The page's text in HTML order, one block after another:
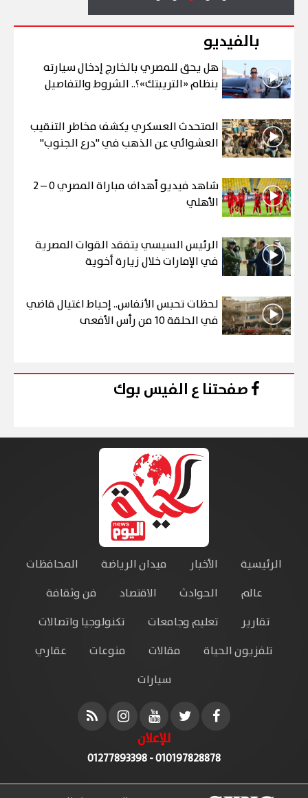
بالفيديو
هل يحق للمصري بالخارج إدخال سيارته
بنظام «التريبتك»؟.. الشروط والتفاصيل
المتحدث العسكري يكشف مخاطر التنقيب
العشوائي عن الذهب في "درع الجنوب"
شاهد فيديو أهداف مباراة المصري 0 – 2
الأهلي
الرئيس السيسي يتفقد القوات المصرية
في الإمارات خلال زيارة أخوية
لحظات تحبس الأنفاس.. إحباط اغتيال قاضي
في الحلقة 10 من رأس الأفعى
صفحتنا ع الفيس بوك
الرئيسية الأخبار ميدان الرياضة
المحافظات
عالم
الحوادث الاقتصاد
فن وثقافة
تقارير
تعليم وجامعات
تكنولوجيا واتصالات
تلفزيون الحياة
مقالات منوعات
عقاري
سيارات
للإعلان
010197828878 - 01277893398